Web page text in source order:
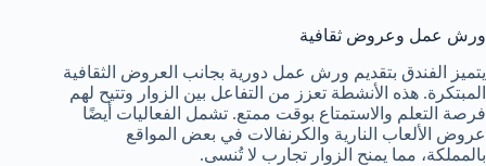
ورش عمل وعروض ثقافية
يتميز الفندق بتقديم ورش عمل دورية بجانب العروض الثقافية
المبتكرة. هذه الأنشطة تعزز من التفاعل بين الزوار وتتيح لهم
فرصة التعلم والاستمتاع بوقت ممتع. تشمل الفعاليات أيضًا
عروض الألعاب النارية والكرنفالات في بعض المواقع
بالمملكة، مما يمنح الزوار تجارب لا تُنسى.